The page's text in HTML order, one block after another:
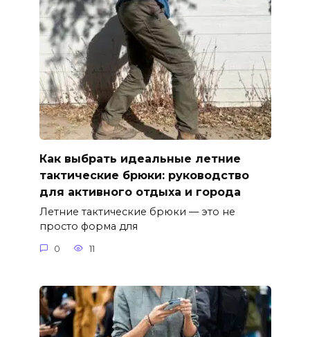
Как выбрать идеальные летние
тактические брюки: руководство
для активного отдыха и города
Летние тактические брюки — это не
просто форма для
0 11